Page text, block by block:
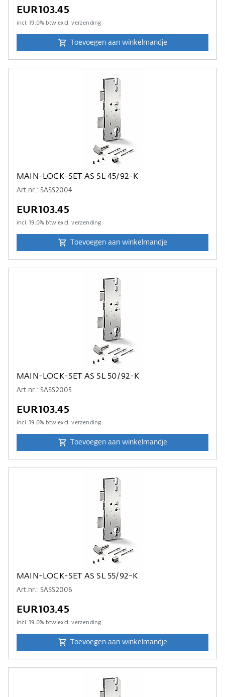
EUR103.45
incl.19.0% btw excl.verzending
Toevoegen aan winkelmandje
MAIN-LOCK-SET AS SL 45/92-K
Art.nr.: SASS2004
EUR103.45
incl.19.0% btw excl.verzending
Toevoegen aan winkelmandje
MAIN-LOCK-SET AS SL 50/92-K
Art.nr.: SASS2005
EUR103.45
incl.19.0% btw excl.verzending
Toevoegen aan winkelmandje
MAIN-LOCK-SET AS SL 55/92-K
Art.nr.: SASS2006
EUR103.45
incl.19.0% btw excl.verzending
Toevoegen aan winkelmandje